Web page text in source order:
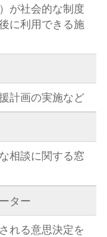
が社会的な制度
に利用できる施
計画の実施など
相談に関する窓
ター
れる意思決定を